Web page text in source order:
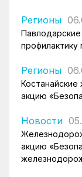
Регионы
профилактику
Регионы
акцию
Новости
акцию